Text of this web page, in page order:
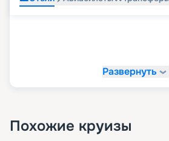
Развернуть
Похожие круизы